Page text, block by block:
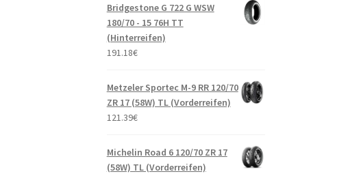
Bridgestone G 722 G WSW
180/70 - 15 76H TT
(Hinterreifen)
191.18€
Metzeler Sportec M-9 RR 120/70
ZR 17 (58W) TL (Vorderreifen)
121.39€
Michelin Road 6 120/70 ZR 17
(58W) TL (Vorderreifen)